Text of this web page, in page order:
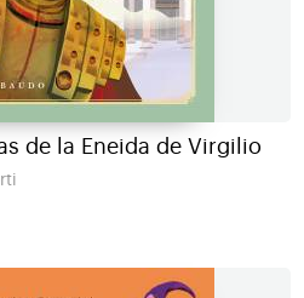
de la Eneida de Virgilio